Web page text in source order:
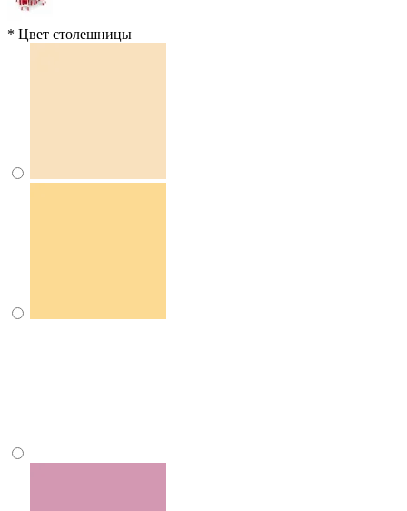
* Цвет столешницы